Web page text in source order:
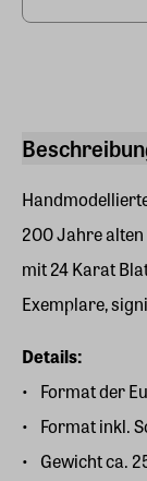
200 Jahre
mit 24 Karat
Exemplare,
Details:
Format der
Format inkl.
Gewicht ca.